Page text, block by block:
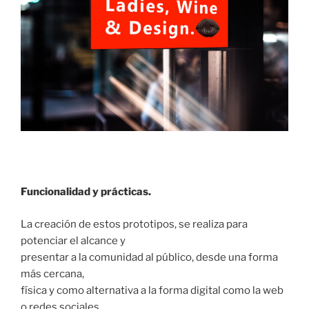
Funcionalidad y prácticas.
La creación de estos prototipos, se realiza para
potenciar el alcance y
presentar a la comunidad al público, desde una forma
más cercana,
física y como alternativa a la forma digital como la web